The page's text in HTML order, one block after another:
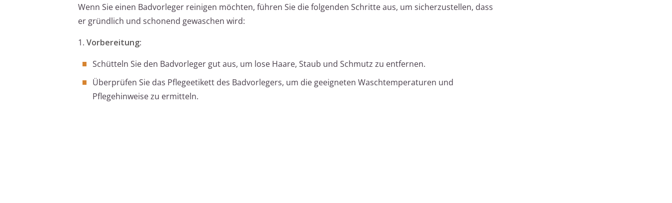
Wenn Sie einen Badvorleger reinigen möchten, führen Sie die folgenden Schritte aus, um sicherzustellen, dass
er gründlich und schonend gewaschen wird:
1. Vorbereitung:
Schütteln Sie den Badvorleger gut aus, um lose Haare, Staub und Schmutz zu entfernen.
Überprüfen Sie das Pflegeetikett des Badvorlegers, um die geeigneten Waschtemperaturen und
Pflegehinweise zu ermitteln.